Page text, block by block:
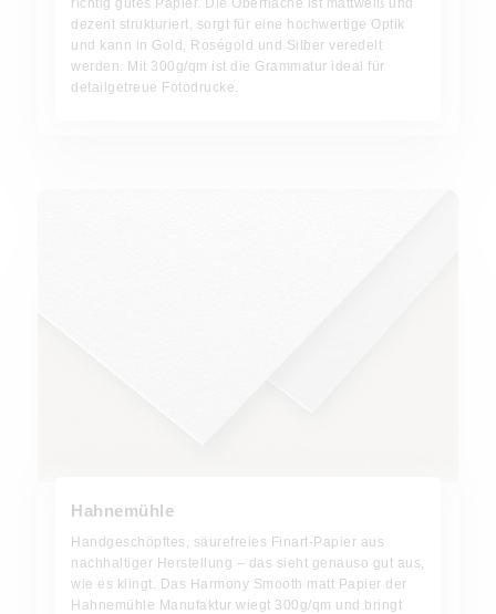
richtig gutes Papier. Die Oberfläche ist mattweiß und
dezent strukturiert, sorgt für eine hochwertige Optik
und kann in Gold, Roségold und Silber veredelt
werden. Mit 300g/qm ist die Grammatur ideal für
detailgetreue Fotodrucke.
Hahnemühle
Handgeschöpftes, säurefreies Finart-Papier aus
nachhaltiger Herstellung – das sieht genauso gut aus,
wie es klingt. Das Harmony Smooth matt Papier der
Hahnemühle Manufaktur wiegt 300g/qm und bringt